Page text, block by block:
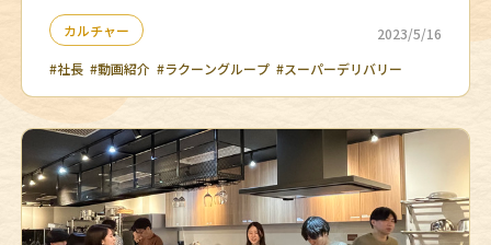
カルチャー
2023/5/16
#社長 #動画紹介 #ラクーングループ #スーパーデリバリー